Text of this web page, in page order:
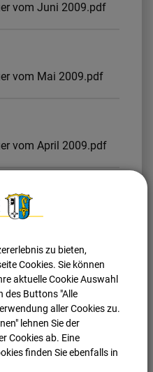
vom Juni 2009.pdf
vom Mai 2009.pdf
vom April 2009.pdf
vom März 2009.pdf
vom Februar
vom Januar 2009.pdf
zu bieten,
Cookies. Sie können
aktuelle Cookie Auswahl
des Buttons "Alle
aller Cookies zu.
lehnen Sie der
Cookies ab. Eine
finden Sie ebenfalls in